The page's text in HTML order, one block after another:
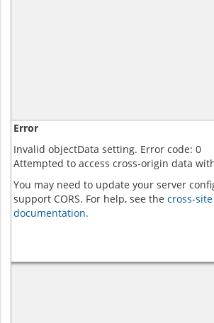
Error
Invalid objectData setting. Error code: 0
Attempted to access cross-origin data
You may need to update your server
support CORS. For help, see the cross-
documentation.